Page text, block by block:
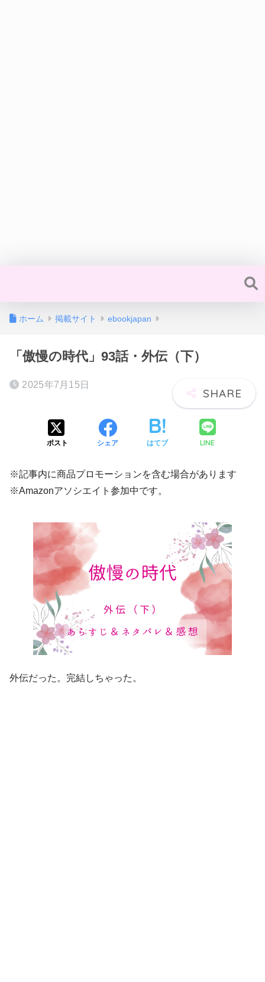
ホーム 掲載サイト ebookjapan
「傲慢の時代」93話・外伝（下）
2025年7月15日
ポスト シェア はてブ LINE
※記事内に商品プロモーションを含む場合があります
※Amazonアソシエイト参加中です。
外伝だった。完結しちゃった。